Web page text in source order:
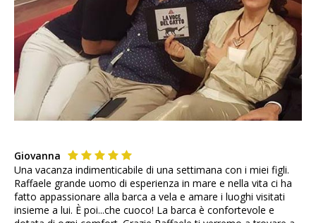
Giovanna
Una vacanza indimenticabile di una settimana con i miei figli.
Raffaele grande uomo di esperienza in mare e nella vita ci ha
fatto appassionare alla barca a vela e amare i luoghi visitati
insieme a lui. È poi...che cuoco! La barca è confortevole e